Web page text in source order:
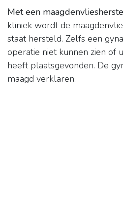
Met een
kliniek wordt de
staat hersteld. Zelfs een
operatie niet kunnen zien of
heeft plaatsgevonden. De
maagd verklaren.